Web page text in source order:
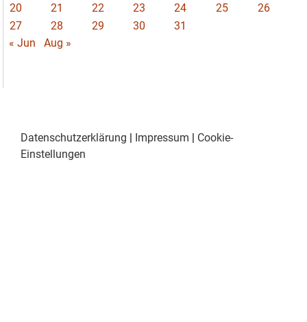
20
21 22 23 24 25
26
27
28 29 30
31
« Jun
Aug »
Datenschutzerklärung | Impressum | Cookie-
Einstellungen